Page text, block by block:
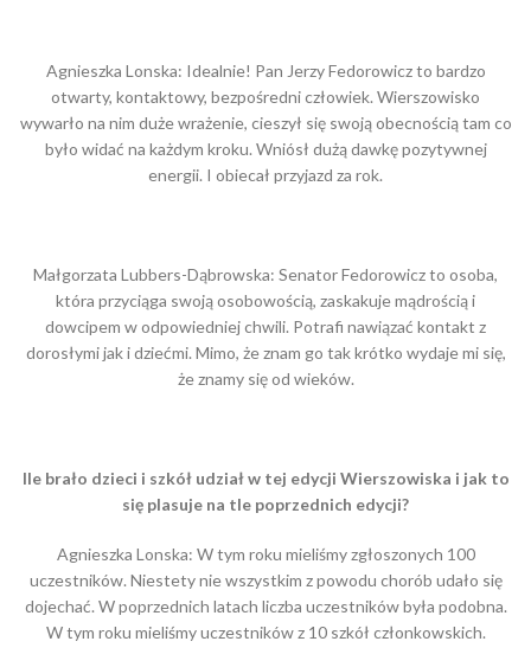
Agnieszka Lonska: Idealnie! Pan Jerzy Fedorowicz to bardzo
otwarty, kontaktowy, bezpośredni człowiek. Wierszowisko
wywarło na nim duże wrażenie, cieszył się swoją obecnością tam co
było widać na każdym kroku. Wniósł dużą dawkę pozytywnej
energii. I obiecał przyjazd za rok.
Małgorzata Lubbers-Dąbrowska: Senator Fedorowicz to osoba,
która przyciąga swoją osobowością, zaskakuje mądrością i
dowcipem w odpowiedniej chwili. Potrafi nawiązać kontakt z
dorosłymi jak i dziećmi. Mimo, że znam go tak krótko wydaje mi się,
że znamy się od wieków.
Ile brało dzieci i szkół udział w tej edycji Wierszowiska i jak to
się plasuje na tle poprzednich edycji?
Agnieszka Lonska: W tym roku mieliśmy zgłoszonych 100
uczestników. Niestety nie wszystkim z powodu chorób udało się
dojechać. W poprzednich latach liczba uczestników była podobna.
W tym roku mieliśmy uczestników z 10 szkół członkowskich.